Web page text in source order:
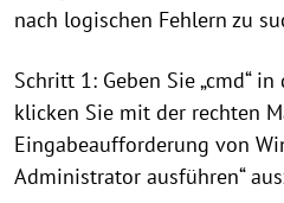
nach logischen Fehlern zu
Schritt 1: Geben Sie „cmd“
klicken Sie mit der rechten
Eingabeaufforderung von
Administrator ausführen“